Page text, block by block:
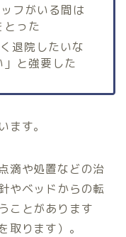
フがいる間は
った​
退院したいな
と強要した​
ます。
滴や処置などの治
やベッドからの転
ことがあります
取ります）。